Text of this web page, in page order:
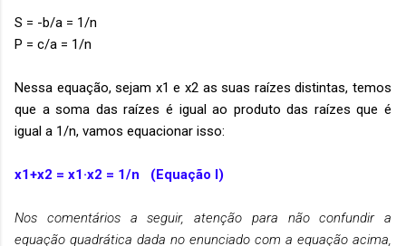
S = -b/a = 1/n
P = c/a = 1/n
Nessa equação, sejam x1 e x2 as suas raízes distintas, temos
que a soma das raízes é igual ao produto das raízes que é
igual a 1/n, vamos equacionar isso:
x1+x2 = x1·x2 = 1/n (Equação I)
Nos comentários a seguir, atenção para não confundir a
equação quadrática dada no enunciado com a equação acima,